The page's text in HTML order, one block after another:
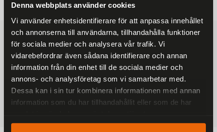
Denna webbplats använder cookies
Vi använder enhetsidentifierare för att anpassa innehållet
och annonserna till användarna, tillhandahålla funktioner
för sociala medier och analysera vår trafik. Vi
vidarebefordrar även sådana identifierare och annan
information från din enhet till de sociala medier och
annons- och analysföretag som vi samarbetar med.
Dessa kan i sin tur kombinera informationen med annan
information som du har tillhandahållit eller som de har
FRAKTFRITT
På alla ordrar över 2000 kr
1-3 DAGAR LEVERANS
Inom Sverige med DHL
SÄKRA BETALNINGAR
Betalkort, Klarna eller Swish